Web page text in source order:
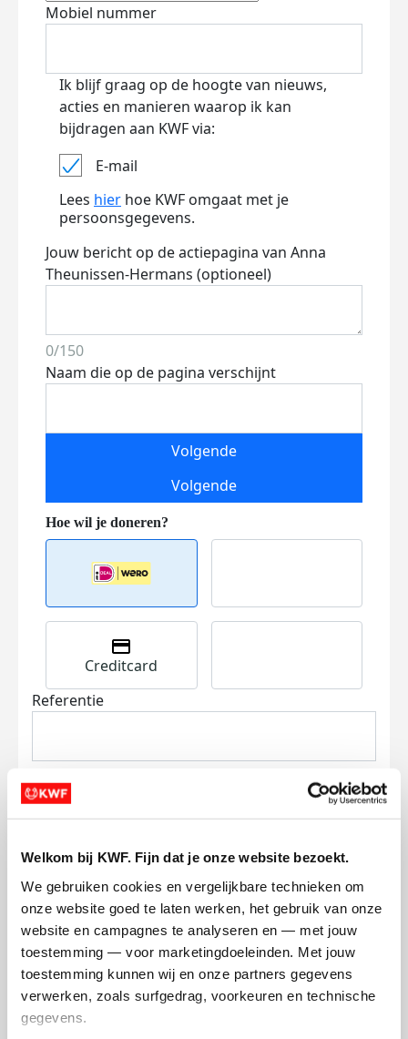
Welkom bij KWF. Fijn dat je onze website bezoekt.
We gebruiken cookies en vergelijkbare technieken om
onze website goed te laten werken, het gebruik van onze
website en campagnes te analyseren en — met jouw
toestemming — voor marketingdoeleinden. Met jouw
toestemming kunnen wij en onze partners gegevens
verwerken, zoals surfgedrag, voorkeuren en technische
gegevens.
Mobiel nummer
Ik blijf graag op de hoogte van nieuws,
acties en manieren waarop ik kan
bijdragen aan KWF via:
E-mail
Lees hier hoe KWF omgaat met je
persoonsgegevens.
Jouw bericht op de actiepagina van Anna
Theunissen-Hermans (optioneel)
0/150
Naam die op de pagina verschijnt
Volgende
Volgende
Creditcard
Referentie
Ik wil bijdragen aan de transactiekosten
en betaal €0.75 extra.
Doneer nu